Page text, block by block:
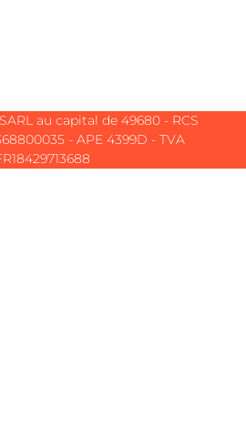
au capital de 49680 - RCS
- APE 4399D - TVA